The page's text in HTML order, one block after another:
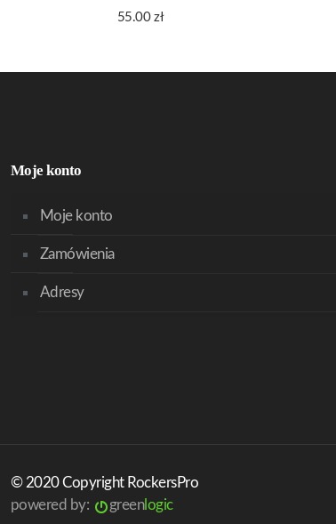
55.00zł
Moje konto
Moje konto
Zamówienia
Adresy
© 2020 Copyright RockersPro
powered by:
greenlogic